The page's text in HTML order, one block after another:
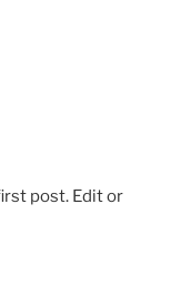
post. Edit or